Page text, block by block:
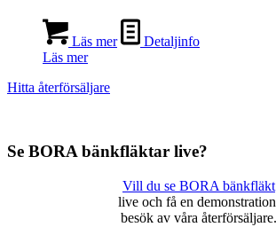
Läs mer
Detaljinfo
Läs mer
Hitta återförsäljare
Se BORA bänkfläktar live?
Vill du se BORA bänkfläkt
live och få en
besök av våra återförsäljare.